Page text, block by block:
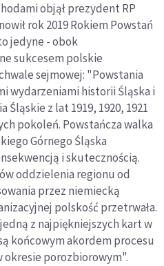
objął prezydent RP
rok 2019 Rokiem Powstań
jedyne - obok
sukcesem polskie
sejmowej: "Powstania
wydarzeniami historii Śląska i
z lat 1919, 1920, 1921
pokoleń. Powstańcza walka
Górnego Śląska
i skutecznością.
oddzielenia regionu od
przez niemiecką
polskość przetrwała.
z najpiękniejszych kart w
końcowym akordem procesu
okresie porozbiorowym".